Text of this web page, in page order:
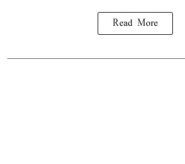
Read More